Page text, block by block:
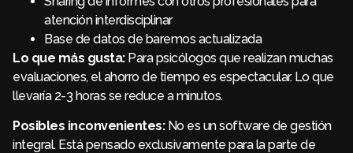
atención interdisciplinar
Base de datos de baremos actualizada
Lo que más gusta:Para psicólogos que realizan muchas
evaluaciones, el ahorro de tiempo es espectacular. Lo que
llevaría 2-3 horas se reduce a minutos.
Posibles inconvenientes:No es un software de gestión
integral. Está pensado exclusivamente para la parte de